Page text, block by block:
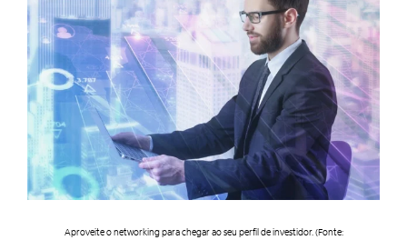
Aproveite o networking para chegar ao seu perfil de investidor. (Fonte: